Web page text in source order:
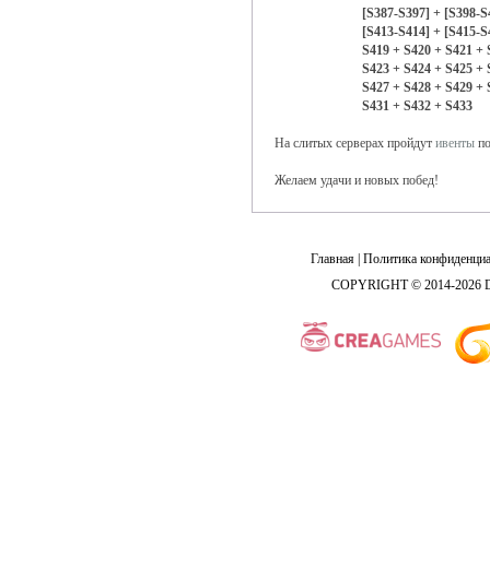
[S387-S397] + [S398-
[S413-S414] + [S415-
S419 + S420 + S421 +
S423 + S424 + S425 +
S427 + S428 + S429 +
S431 + S432 + S433
На слитых серверах пройдут ивенты
Желаем удачи и новых побед!
Главная Политика
COPYRIGHT © 2014-2026